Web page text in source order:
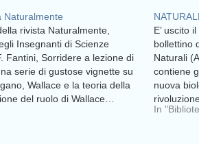
Naturalmente
rivista Naturalmente,
Insegnanti di Scienze
Fantini, Sorridere a lezione di
serie di gustose vignette su
Wallace e la teoria della
del ruolo di Wallace…
E’ uscito
bollettino
Naturali
contiene
nuova
In